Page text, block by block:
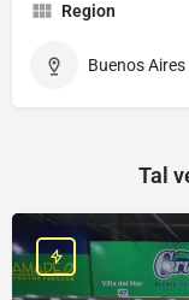
Region
Buenos Aires
Tal